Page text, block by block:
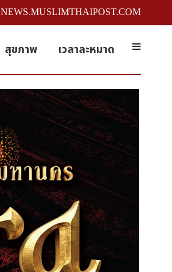
NEWS.MUSLIMTHAIPOST.COM
สุขภาพ เวลาละหมาด